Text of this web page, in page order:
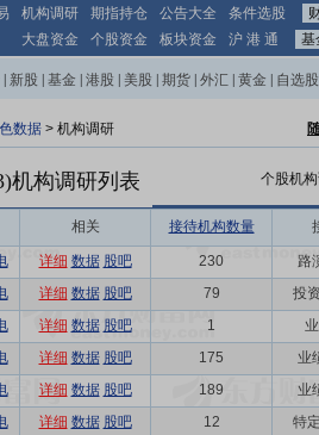
机构调研 期指持仓 公告大全 条件选股
大盘资金 个股资金 板块资金 沪 港 通 基
新股 基金 港股 美股 期货 外汇 黄金 自选股
数据 > 机构调研
机构调研列表 个股机构
相关 接待机构数量
详细 数据 股吧 230 路
详细 数据 股吧 79 投
详细 数据 股吧 1
详细 数据 股吧 175 业
详细 数据 股吧 189 业
详细 数据 股吧 12 特